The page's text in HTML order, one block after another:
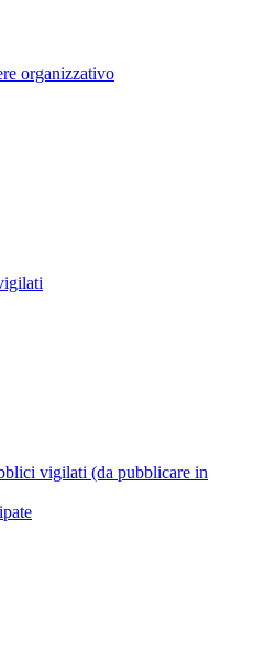
organizzativo
vigilati (da pubblicare in